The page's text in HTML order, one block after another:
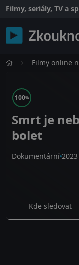
Filmy, seriály, TV a
Filmy online
100%
Smrt je
bolet
Dokumentární 2023
Kde sledovat